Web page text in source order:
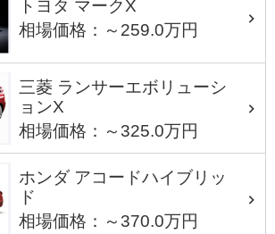
トヨタ マークX
相場価格：～259.0万円
三菱 ランサーエボリューシ
ョンX
相場価格：～325.0万円
ホンダ アコードハイブリッ
ド
相場価格：～370.0万円